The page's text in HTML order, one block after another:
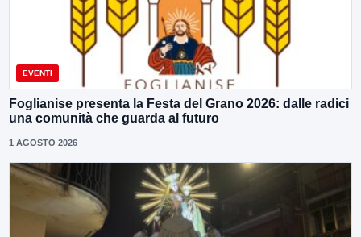
EVENTI
Foglianise presenta la Festa del Grano 2026: dalle radici
una comunità che guarda al futuro
1 AGOSTO 2026